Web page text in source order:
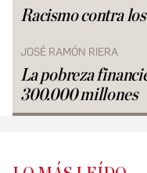
Racismo contra
JOSÉ RAMÓN RIERA
La pobreza
300.000 millones